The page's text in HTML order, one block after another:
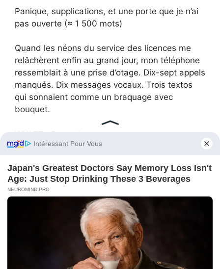
Panique, supplications, et une porte que je n’ai
pas ouverte (≈ 1 500 mots)
Quand les néons du service des licences me
relâchèrent enfin au grand jour, mon téléphone
ressemblait à une prise d’otage. Dix-sept appels
manqués. Dix messages vocaux. Trois textos
qui sonnaient comme un braquage avec
bouquet.
WYATT : Ce n’est pas drôle.
Conseil. Qu’est-ce que tu as fait ?
Je n’ai pas répondu. J’ai acheté un bretzel à un
stand et j’ai mangé en marchant, mon pouls
retrouvant enfin autre chose qu’une alarme
incendie. Chaque bouchée avait un goût de sel
et de décision. À mi-chemin, la coordinatrice de
l’internat du Metro Gen m’appela.